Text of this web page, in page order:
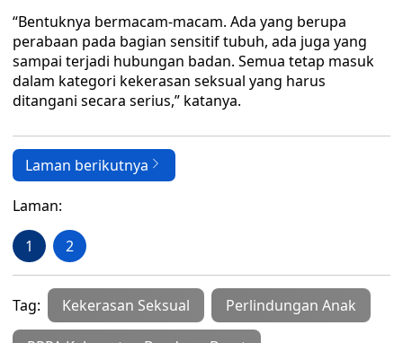
“Bentuknya bermacam-macam. Ada yang berupa
perabaan pada bagian sensitif tubuh, ada juga yang
sampai terjadi hubungan badan. Semua tetap masuk
dalam kategori kekerasan seksual yang harus
ditangani secara serius,” katanya.
Laman berikutnya
Laman:
1 2
Tag: Kekerasan Seksual Perlindungan Anak